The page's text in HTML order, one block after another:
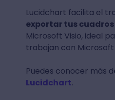
Lucidchart facilita el
exportar tus
Microsoft Visio, ideal
trabajan con Microsoft
Puedes conocer más
Lucidchart.